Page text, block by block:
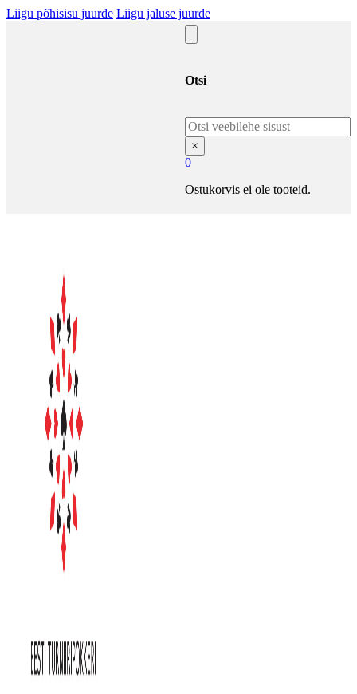
Liigu põhisisu juurde Liigu jaluse juurde
Otsi
Otsi
×
0
Ostukorvis ei ole tooteid.